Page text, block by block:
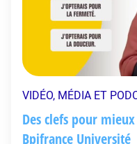
VIDÉO, MÉDIA ET
Des clefs pour
Bpifrance Université